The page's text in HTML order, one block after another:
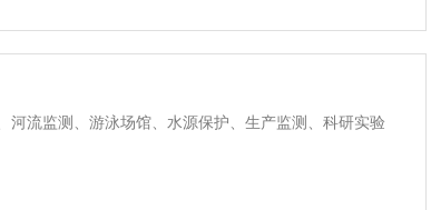
流监测、游泳场馆、水源保护、生产监测、科研实验